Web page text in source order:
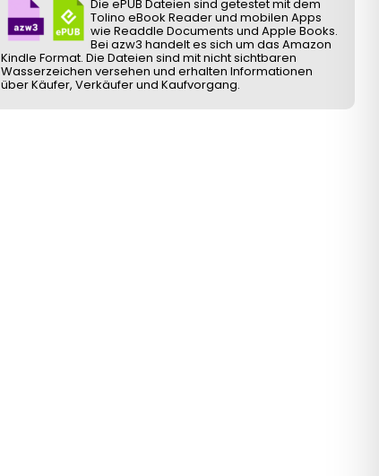
Die ePUB Dateien sind getestet mit dem
Tolino eBook Reader und mobilen Apps
wie Readdle Documents und Apple Books.
Bei azw3 handelt es sich um das Amazon
Kindle Format. Die Dateien sind mit nicht sichtbaren
Wasserzeichen versehen und erhalten Informationen
über Käufer, Verkäufer und Kaufvorgang.